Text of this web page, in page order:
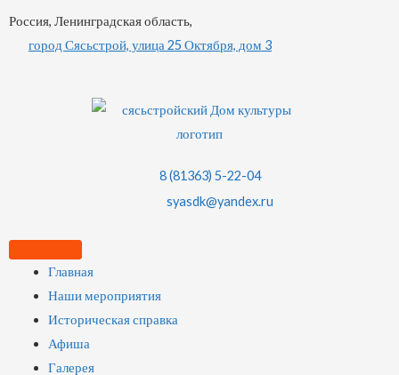
Россия, Ленинградская область,
город Сясьстрой, улица 25 Октября, дом 3
8 (81363) 5-22-04
syasdk@yandex.ru
Главная
Наши мероприятия
Историческая справка
Афиша
Галерея